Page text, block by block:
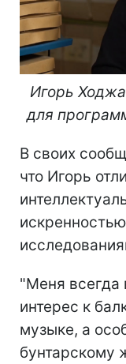
Игорь
для
В своих
что Игорь
"Меня всегда
интерес к
музыке, а
бунтарскому